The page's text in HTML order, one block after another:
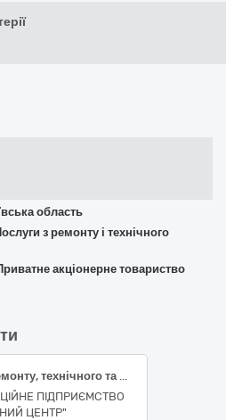
область
з ремонту і технічного
акціонерне товариство
Послуги з поточного ремонту, технічного та міжсервісного обслуговування компресорного обладнання: компресор гвинтовий GARDNER DENVER ESM11-7.5 BA34746002; BA34746001; компресор гвинтовий GARDNER DENVER ESM 11-7,5 BA34746001; осушувач стисненого повітря DONALDSON MEDIPACK 0100SP 86325754/1; поршневий повітряний компресор CLR25-50T 333057
ПІДПРИЄМСТВО
ЦЕНТР"